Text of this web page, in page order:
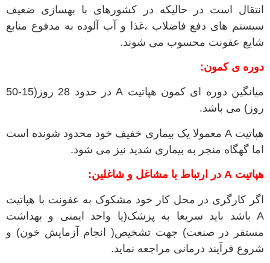
انتقال است در حالیکه در کشورهای با بهسازی ضعیف
سیستم های دفع فاضلاب ،غذا و آب آلوده به مدفوع منابع
شایع عفونت محسوب می شوند.
دوره ی کمون:
میانگین دوره ای کمون هپاتیت A در حدود 28 روز(15-50
روز) می باشد.
هپاتیت A معمولا یک بیماری خفیف خود محدود شونده است
اما گهگاه منجر به بیماری شدید نیز می شود.
هپاتیت A در ارتباط با مشاغل و شاغلین:
اگر کارگری در محل کار خود مشکوک به عفونت با هپاتیت
A باشد باید سریعا به پزشک(یا واحد ایمنی و بهداشت
مستقر در صنعت) جهت تشخیص( انجام آزمایش خون) و
شروع فرآیند درمانی مراجعه نماید.